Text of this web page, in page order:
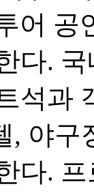
어 공
다.
석과
, 야
다.